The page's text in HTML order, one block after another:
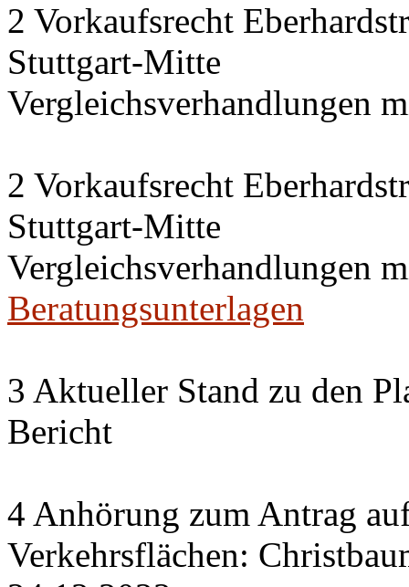
2 Vorkaufsrecht
Stuttgart-Mitte
Vergleichsverhandlungen
2 Vorkaufsrecht
Stuttgart-Mitte
Vergleichsverhandlungen
Beratungsunterlagen
3 Aktueller Stand zu den
Bericht
4 Anhörung zum Antrag
Verkehrsflächen: